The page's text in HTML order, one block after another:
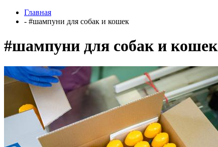
Главная
- #шампуни для собак и кошек
#шампуни для собак и кошек